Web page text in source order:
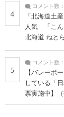
4
コメント数：
「北海道土
人気 「こん
北海道 ねと
5
コメント数：
【バレーボ
している「
票実施中】